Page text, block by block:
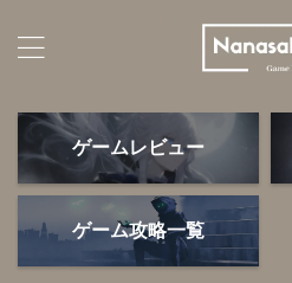
ゲームレビュー
ゲームレビュー
ゲーム攻略一覧